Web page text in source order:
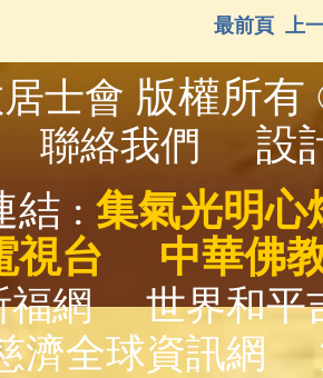
最前頁 上
士會 版權所
聯絡我們
設
結 : 集氣光明心
視台
中華佛
福網
世界和平
濟全球資訊網